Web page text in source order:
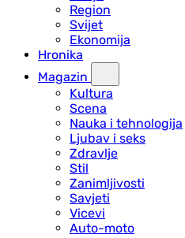
Region
Svijet
Ekonomija
Hronika
Magazin
Kultura
Scena
Nauka i tehnologija
Ljubav i seks
Zdravlje
Stil
Zanimljivosti
Savjeti
Vicevi
Auto-moto